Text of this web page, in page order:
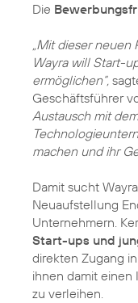
Die
„Mit dieser neuen
Wayra will Start-
ermöglichen“,
Geschäftsführer
Austausch mit
machen und ihr
Damit sucht
Neuaufstellung
Unternehmern.
Start-ups und
direkten Zugang
ihnen damit
zu verleihen.